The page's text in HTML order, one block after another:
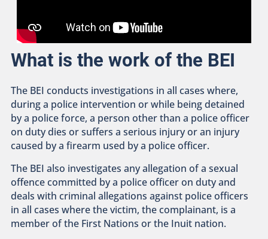
What is the work of the BEI
The BEI conducts investigations in all cases where,
during a police intervention or while being detained
by a police force, a person other than a police officer
on duty dies or suffers a serious injury or an injury
caused by a firearm used by a police officer.
The BEI also investigates any allegation of a sexual
offence committed by a police officer on duty and
deals with criminal allegations against police officers
in all cases where the victim, the complainant, is a
member of the First Nations or the Inuit nation.